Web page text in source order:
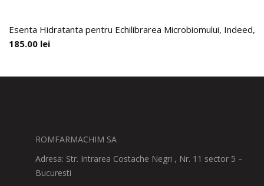
Esenta Hidratanta pentru Echilibrarea Microbiomului, Indeed,
185.00 lei
ROMFARMACHIM SA
Adresa: Str. Intrarea Costache Negri , Nr. 11 sector 5 –
Bucuresti